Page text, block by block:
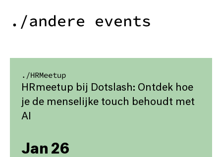
./andere events
./HRMeetup
HRmeetup bij Dotslash: Ontdek hoe
je de menselijke touch behoudt met
AI
Jan 26